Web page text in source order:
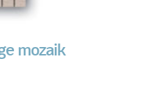
mozaik